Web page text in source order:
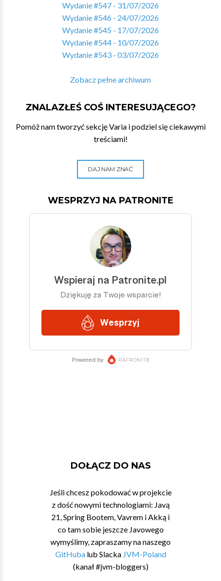
Wydanie #547 - 31/07/2026
Wydanie #546 - 24/07/2026
Wydanie #545 - 17/07/2026
Wydanie #544 - 10/07/2026
Wydanie #543 - 03/07/2026
Zobacz pełne archiwum
ZNALAZŁEŚ COŚ INTERESUJĄCEGO?
Pomóż nam tworzyć sekcję Varia i podziel się ciekawymi
treściami!
DAJ NAM ZNAĆ
WESPRZYJ NA PATRONITE
DOŁĄCZ DO NAS
Jeśli chcesz pokodować w projekcie
z dość nowymi technologiami: Javą
21, Spring Bootem, Vavrem i Akką i
co tam sobie jeszcze Javowego
wymyślimy, zapraszamy na naszego
GitHubalub Slacka JVM-Poland
(kanał #jvm-bloggers)